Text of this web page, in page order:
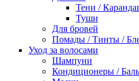
Тени /
Туши
Для бровей
Помады / Тинты /
Уход за волосами
Шампуни
Кондиционеры /